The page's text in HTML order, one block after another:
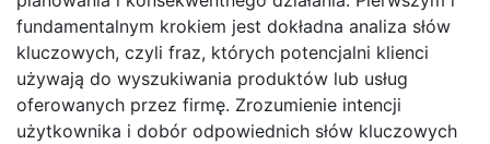
fundamentalnym krokiem jest dokładna analiza słów
kluczowych, czyli fraz, których potencjalni klienci
używają do wyszukiwania produktów lub usług
oferowanych przez firmę. Zrozumienie intencji
użytkownika i dobór odpowiednich słów kluczowych